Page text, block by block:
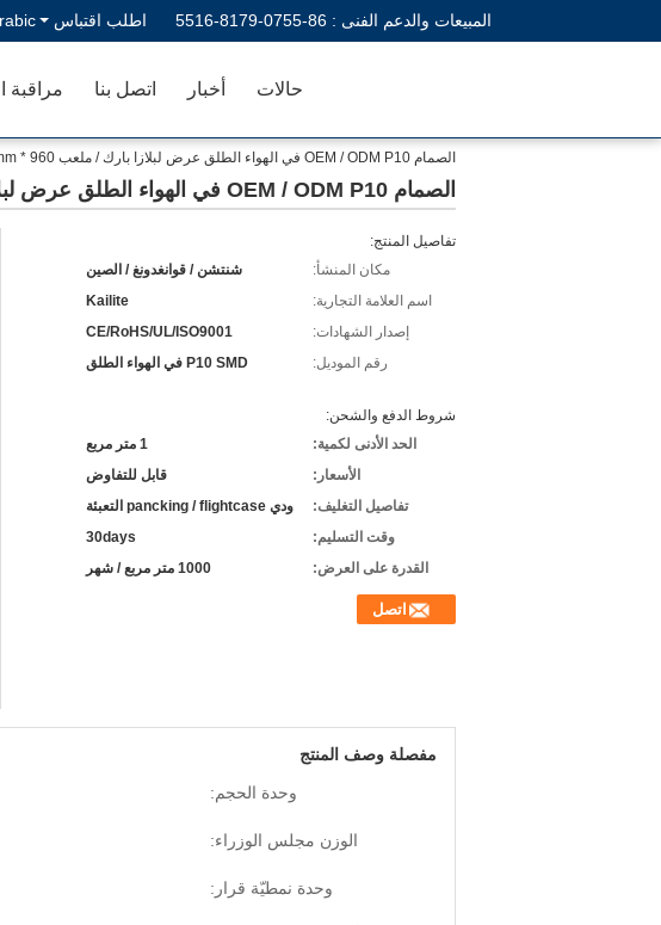
المبيعات والدعم الفنى : 86-0755-8179-5516 اطلب اقتباس
مراقبة اتصل بنا أخبار حالات
الصمام OEM / ODM P10 في الهواء الطلق عرض لبلازا بارك / ملعب 960 * 960mm
الصمام OEM / ODM P10 في الهواء الطلق عرض لبلازا بارك / ملعب 960 * 960mm
تفاصيل المنتج:
مكان المنشأ:
شنتشن / قوانغدونغ / الصين
اسم العلامة التجارية:
Kailite
إصدار الشهادات:
CE/RoHS/UL/ISO9001
رقم الموديل:
P10 SMD في الهواء الطلق
شروط الدفع والشحن:
الحد الأدنى لكمية:
1 متر مربع
الأسعار:
قابل للتفاوض
تفاصيل التغليف:
ودي pancking / flightcase التعبئة
وقت التسليم:
30days
القدرة على العرض:
1000 متر مربع / شهر
اتصل
مفصلة وصف المنتج
وحدة الحجم:
الوزن مجلس الوزراء:
وحدة نمطيّة قرار: